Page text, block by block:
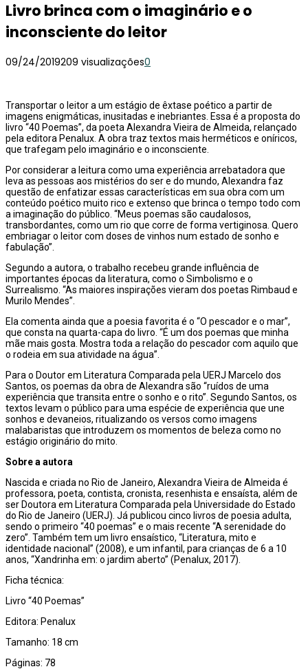
Livro brinca com o imaginário e o
inconsciente do leitor
09/24/2019209 visualizações0
Transportar o leitor a um estágio de êxtase poético a partir de
imagens enigmáticas, inusitadas e inebriantes. Essa é a proposta do
livro “40 Poemas”, da poeta Alexandra Vieira de Almeida, relançado
pela editora Penalux. A obra traz textos mais herméticos e oníricos,
que trafegam pelo imaginário e o inconsciente.
Por considerar a leitura como uma experiência arrebatadora que
leva as pessoas aos mistérios do ser e do mundo, Alexandra faz
questão de enfatizar essas características em sua obra com um
conteúdo poético muito rico e extenso que brinca o tempo todo com
a imaginação do público. “Meus poemas são caudalosos,
transbordantes, como um rio que corre de forma vertiginosa. Quero
embriagar o leitor com doses de vinhos num estado de sonho e
fabulação”.
Segundo a autora, o trabalho recebeu grande influência de
importantes épocas da literatura, como o Simbolismo e o
Surrealismo. “As maiores inspirações vieram dos poetas Rimbaud e
Murilo Mendes”.
Ela comenta ainda que a poesia favorita é o “O pescador e o mar”,
que consta na quarta-capa do livro. “É um dos poemas que minha
mãe mais gosta. Mostra toda a relação do pescador com aquilo que
o rodeia em sua atividade na água”.
Para o Doutor em Literatura Comparada pela UERJ Marcelo dos
Santos, os poemas da obra de Alexandra são “ruídos de uma
experiência que transita entre o sonho e o rito”. Segundo Santos, os
textos levam o público para uma espécie de experiência que une
sonhos e devaneios, ritualizando os versos como imagens
malabaristas que introduzem os momentos de beleza como no
estágio originário do mito.
Sobre a autora
Nascida e criada no Rio de Janeiro, Alexandra Vieira de Almeida é
professora, poeta, contista, cronista, resenhista e ensaísta, além de
ser Doutora em Literatura Comparada pela Universidade do Estado
do Rio de Janeiro (UERJ). Já publicou cinco livros de poesia adulta,
sendo o primeiro “40 poemas” e o mais recente “A serenidade do
zero”. Também tem um livro ensaístico, “Literatura, mito e
identidade nacional” (2008), e um infantil, para crianças de 6 a 10
anos, “Xandrinha em: o jardim aberto” (Penalux, 2017).
Ficha técnica:
Livro “40 Poemas”
Editora: Penalux
Tamanho: 18 cm
Páginas: 78